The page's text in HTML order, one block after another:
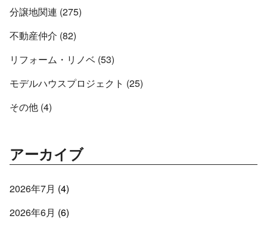
分譲地関連 (275)
不動産仲介 (82)
リフォーム・リノベ (53)
モデルハウスプロジェクト (25)
その他 (4)
アーカイブ
2026年7月 (4)
2026年6月 (6)